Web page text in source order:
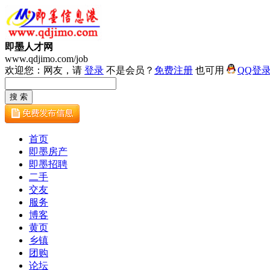
即墨人才网
www.qdjimo.com/job
欢迎您：网友，请 登录 不是会员？ 免费注册 也可用 QQ登
首页
即墨房产
即墨招聘
二手
交友
服务
博客
黄页
乡镇
团购
论坛